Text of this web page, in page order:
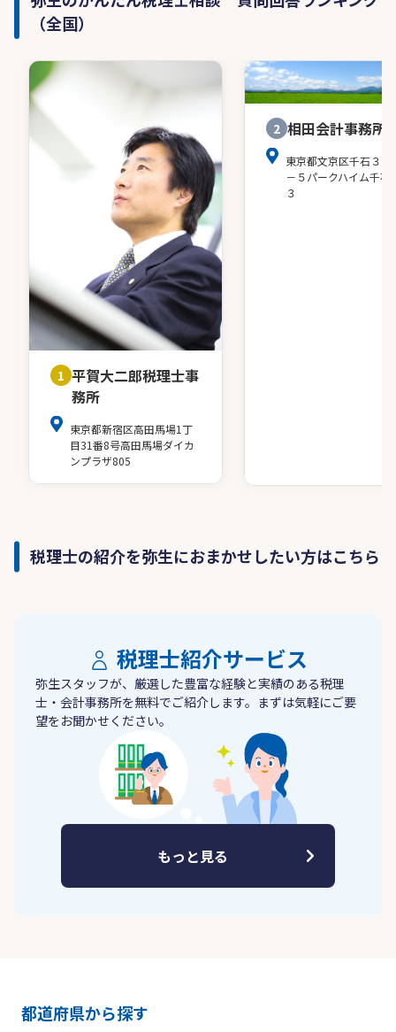
（全国）
1 平賀大二郎税理士事
務所
東京都新宿区高田馬場1丁
目31番8号高田馬場ダイカ
ンプラザ805
2 相田会計事務所
東京都文京区千石３－
－５パークハイム千石
３
税理士の紹介を弥生におまかせしたい方はこちら
税理士紹介サービス
弥生スタッフが、厳選した豊富な経験と実績のある税理
士・会計事務所を無料でご紹介します。まずは気軽にご要
望をお聞かせください。
もっと見る
都道府県から探す